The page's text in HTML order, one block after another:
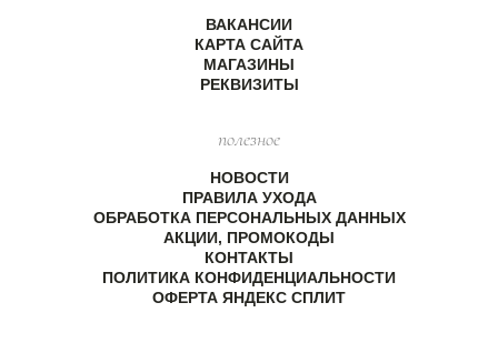
ВАКАНСИИ
КАРТА САЙТА
МАГАЗИНЫ
РЕКВИЗИТЫ
полезное
НОВОСТИ
ПРАВИЛА УХОДА
ОБРАБОТКА ПЕРСОНАЛЬНЫХ ДАННЫХ
АКЦИИ, ПРОМОКОДЫ
КОНТАКТЫ
ПОЛИТИКА КОНФИДЕНЦИАЛЬНОСТИ
ОФЕРТА ЯНДЕКС СПЛИТ